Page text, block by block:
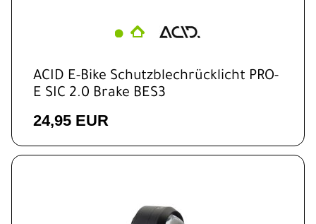
ACID E-Bike Schutzblechrücklicht PRO-
E SIC 2.0 Brake BES3
24,95 EUR